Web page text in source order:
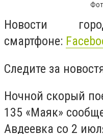
Новости
смартфоне:
Следите за
Ночной скорый
135 «Маяк»
Авдеевка со 2